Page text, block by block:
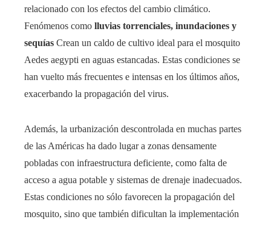
relacionado con los efectos del cambio climático.
Fenómenos como lluvias torrenciales, inundaciones y
sequías Crean un caldo de cultivo ideal para el mosquito
Aedes aegypti en aguas estancadas. Estas condiciones se
han vuelto más frecuentes e intensas en los últimos años,
exacerbando la propagación del virus.
Además, la urbanización descontrolada en muchas partes
de las Américas ha dado lugar a zonas densamente
pobladas con infraestructura deficiente, como falta de
acceso a agua potable y sistemas de drenaje inadecuados.
Estas condiciones no sólo favorecen la propagación del
mosquito, sino que también dificultan la implementación